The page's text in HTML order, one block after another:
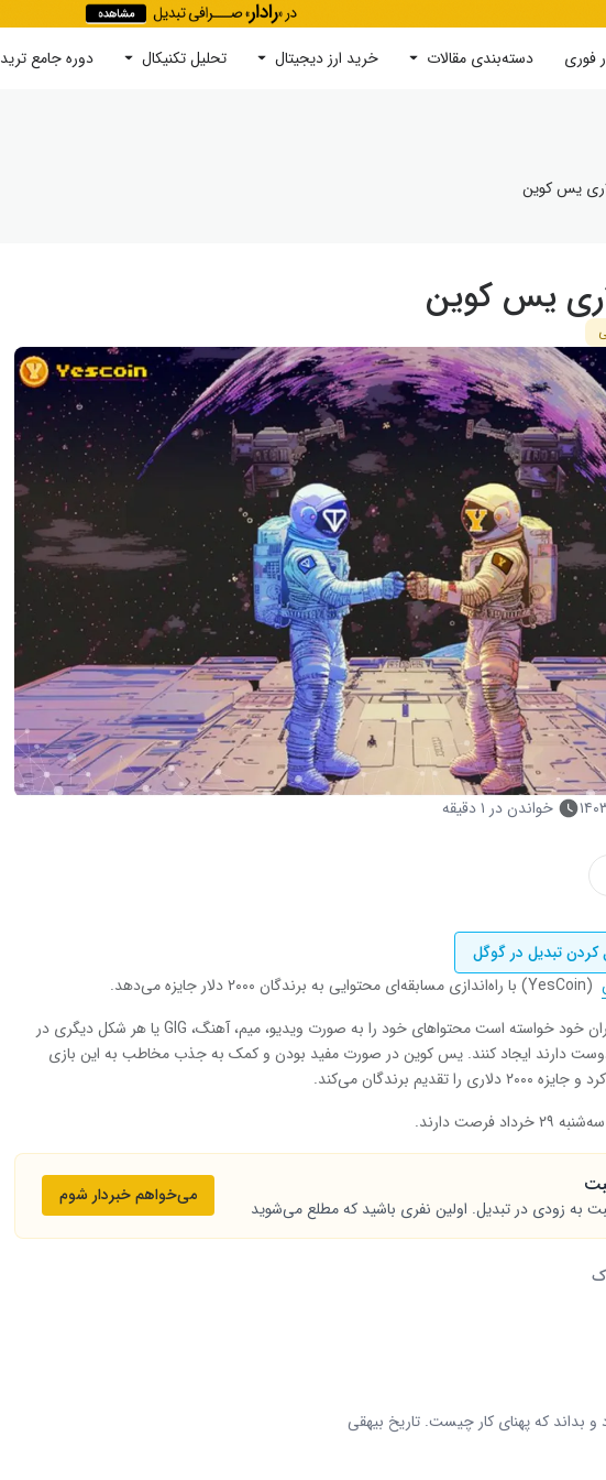
فوری دسته‌بندی مقالات خرید ارز دیجیتال تحلیل تکنیکال دوره‌ جامع ترید جستجو
خواندن در ۱ دقیقه
کردن تبدیل در گوگل
(YesCoin) با راه‌اندازی مسابقه‌ای محتوایی به برندگان ۲۰۰۰ دلار جایزه می‌دهد.
این مینی‌اپ محبوب تلگرامی از کاربران خود خواسته است محتواهای خود را به صورت ویدیو، میم، آهنگ، GIG یا هر شکل دیگری در
دارند ایجاد کنند. یس کوین در صورت مفید بودن و کمک به جذب مخاطب به این بازی
برندگان می‌کند.
دارند.
به زودی در تبدیل. اولین نفری باشید که مطلع می‌شوید
می‌خواهم خبردار شوم
و بداند که پهنای کار چیست‌. تاریخ بیهقی